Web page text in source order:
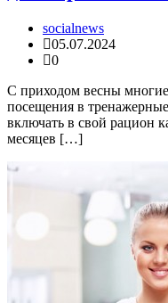
socialnews
05.07.2024
0
С приходом весны
посещения в
включать в свой рацион
месяцев […]